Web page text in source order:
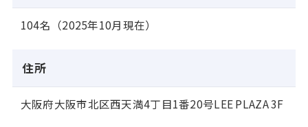
104名（2025年10月現在）
住所
大阪府大阪市北区西天満4丁目1番20号LEE PLAZA 3F